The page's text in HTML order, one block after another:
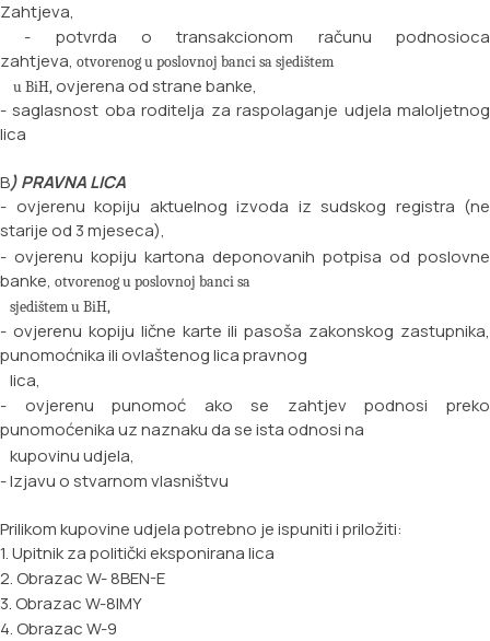
Zahtjeva,
- potvrda o transakcionom računu podnosioca
zahtjeva, otvorenog u poslovnoj banci sa sjedištem
u BiH, ovjerena od strane banke,
- saglasnost oba roditelja za raspolaganje udjela maloljetnog
lica
B) PRAVNA LICA
- ovjerenu kopiju aktuelnog izvoda iz sudskog registra (ne
starije od 3 mjeseca),
- ovjerenu kopiju kartona deponovanih potpisa od poslovne
banke, otvorenog u poslovnoj banci sa
sjedištem u BiH,
- ovjerenu kopiju lične karte ili pasoša zakonskog zastupnika,
punomoćnika ili ovlaštenog lica pravnog
lica,
- ovjerenu punomoć ako se zahtjev podnosi preko
punomoćenika uz naznaku da se ista odnosi na
kupovinu udjela,
- Izjavu o stvarnom vlasništvu
Prilikom kupovine udjela potrebno je ispuniti i priložiti:
1. Upitnik za politički eksponirana lica
2. Obrazac W- 8BEN-E
3. Obrazac W-8IMY
4. Obrazac W-9